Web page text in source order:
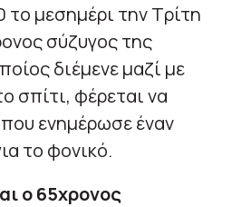
το μεσημέρι την Τρίτη
σύζυγος της
διέμενε μαζί με
σπίτι, φέρεται να
που ενημέρωσε έναν
το φονικό.
ο 65χρονος